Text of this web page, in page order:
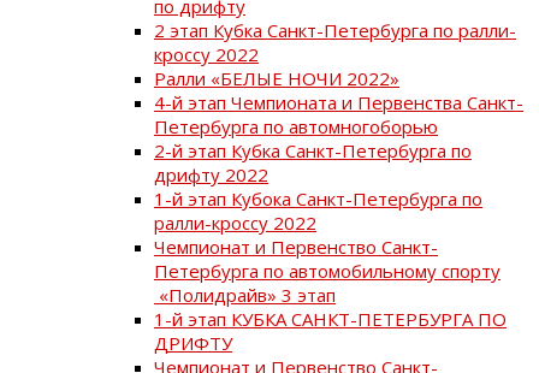
по дрифту
2 этап Кубка Санкт-Петербурга по ралли-
кроссу 2022
Ралли «БЕЛЫЕ НОЧИ 2022»
4-й этап Чемпионата и Первенства Санкт-
Петербурга по автомногоборью
2-й этап Кубка Санкт-Петербурга по
дрифту 2022
1-й этап Кубока Санкт-Петербурга по
ралли-кроссу 2022
Чемпионат и Первенство Санкт-
Петербурга по автомобильному спорту
«Полидрайв» 3 этап
1-й этап КУБКА САНКТ-ПЕТЕРБУРГА ПО
ДРИФТУ
Чемпионат и Первенство Санкт-